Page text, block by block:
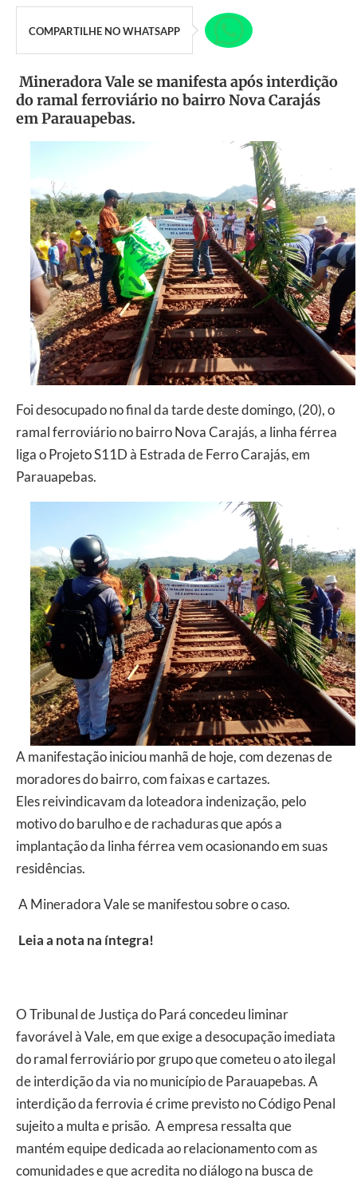
COMPARTILHE NO WHATSAPP
Mineradora Vale se manifesta após interdição
do ramal ferroviário no bairro Nova Carajás
em Parauapebas.
Foi desocupado no final da tarde deste domingo, (20), o
ramal ferroviário no bairro Nova Carajás, a linha férrea
liga o Projeto S11D à Estrada de Ferro Carajás, em
Parauapebas.
A manifestação iniciou manhã de hoje, com dezenas de
moradores do bairro, com faixas e cartazes.
Eles reivindicavam da loteadora indenização, pelo
motivo do barulho e de rachaduras que após a
implantação da linha férrea vem ocasionando em suas
residências.
A Mineradora Vale se manifestou sobre o caso.
Leia a nota na íntegra!
O Tribunal de Justiça do Pará concedeu liminar
favorável à Vale, em que exige a desocupação imediata
do ramal ferroviário por grupo que cometeu o ato ilegal
de interdição da via no município de Parauapebas. A
interdição da ferrovia é crime previsto no Código Penal
sujeito a multa e prisão. A empresa ressalta que
mantém equipe dedicada ao relacionamento com as
comunidades e que acredita no diálogo na busca de